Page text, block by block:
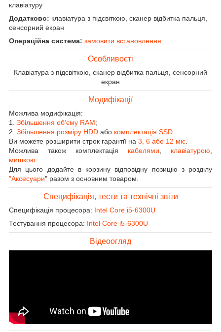
клавіатуру
Додатково: клавіатура з підсвіткою, сканер відбитка пальця,
сенсорний екран
Операційна система: замовити встановлення
Особливості
Клавіатура з підсвіткою, сканер відбитка пальця, сенсорний
екран
Модифікації
Можлива модифікація:
1. Збільшення об'єму RAM;
2. Збільшення розміру HDD або комплектація SSD
Ви можете розширити строк гарантії на 3, 6 або 12 міс
Можлива також комплектація кабелями клавіатурою
мишкою
Для цього додайте в корзину відповідну позицію з розділу
"Аксесуари" разом з основним товаром.
Специфікація, тести та технічні звіти
Специфікація процесора: Intel Core i5-6300U
Тестування процесора: Intel Core i5-6300U
Відеоогляд